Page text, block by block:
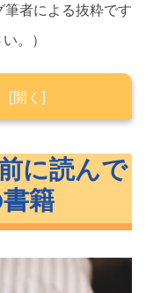
筆者による抜粋です
。）
円投資生
NISA 徹底
に読んで
籍